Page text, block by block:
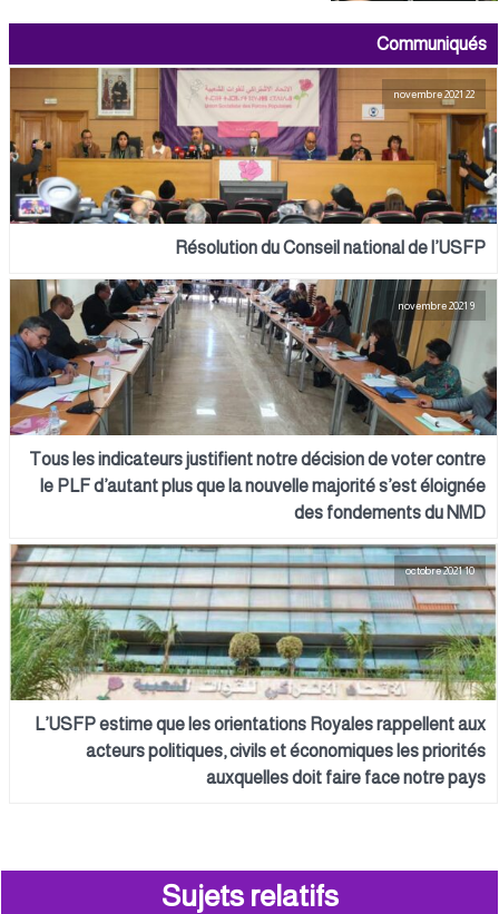
Communiqués
22 novembre 2021
Résolution du Conseil national de l’USFP
Tous les indicateurs justifient notre décision de voter contre
le PLF d’autant plus que la nouvelle majorité s’est éloignée
des fondements du NMD
10 octobre 2021
L’USFP estime que les orientations Royales rappellent aux
acteurs politiques, civils et économiques les priorités
auxquelles doit faire face notre pays
Sujets relatifs